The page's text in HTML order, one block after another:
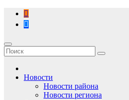
Перейти
содержимому
Новости
Новости района
Новости региона